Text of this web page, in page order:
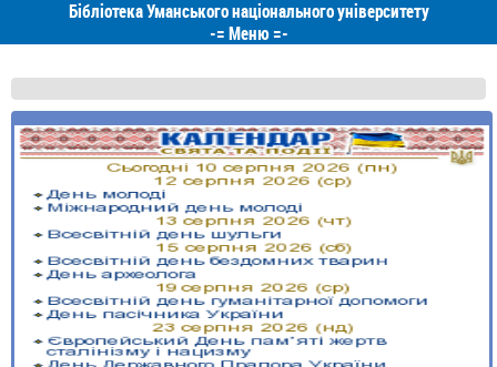
Бібліотека Уманського національного університету
-=Меню=-